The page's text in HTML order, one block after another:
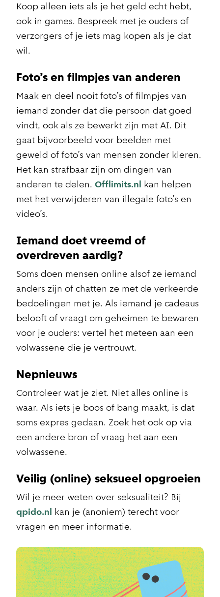
Koop alleen iets als je het geld echt hebt,
ook in games. Bespreek met je ouders of
verzorgers of je iets mag kopen als je dat
wil.
Foto’s en filmpjes van anderen
Maak en deel nooit foto’s of filmpjes van
iemand zonder dat die persoon dat goed
vindt, ook als ze bewerkt zijn met AI. Dit
gaat bijvoorbeeld voor beelden met
geweld of foto’s van mensen zonder kleren.
Het kan strafbaar zijn om dingen van
anderen te delen.Offlimits.nl kan helpen
met het verwijderen van illegale foto’s en
video’s.
Iemand doet vreemd of
overdreven aardig?
Soms doen mensen online alsof ze iemand
anders zijn of chatten ze met de verkeerde
bedoelingen met je. Als iemand je cadeaus
belooft of vraagt om geheimen te bewaren
voor je ouders: vertel het meteen aan een
volwassene die je vertrouwt.
Nepnieuws
Controleer wat je ziet. Niet alles online is
waar. Als iets je boos of bang maakt, is dat
soms expres gedaan. Zoek het ook op via
een andere bron of vraag het aan een
volwassene.
Veilig (online) seksueel opgroeien
Wil je meer weten over seksualiteit? Bij
qpido.nl kan je (anoniem) terecht voor
vragen en meer informatie.